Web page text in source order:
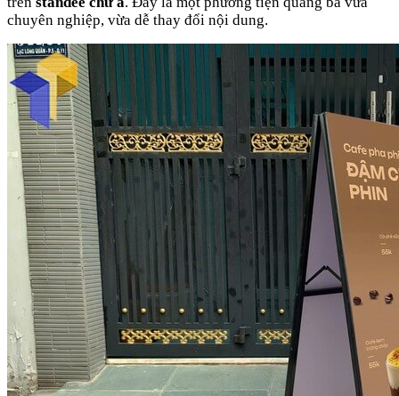
chuyên nghiệp, vừa dễ thay đổi nội dung.